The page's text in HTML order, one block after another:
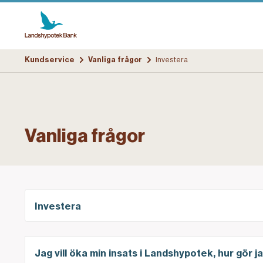
Kundservice Vanliga frågor Investera
Vanliga frågor
Investera
Jag vill öka min insats i Landshypotek, hur gör